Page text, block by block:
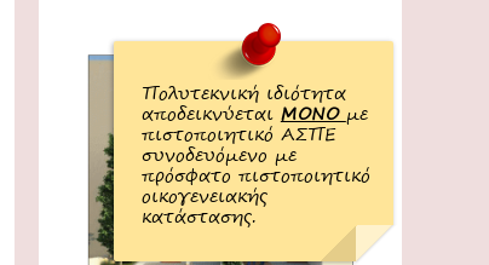
Πολυτεκνική ιδιότητα
αποδεικνύεταιΜΟΝΟμε
πιστοποιητικό ΑΣΠΕ
συνοδευόμενο με
πρόσφατο πιστοποιητικό
οικογενειακής
κατάστασης.